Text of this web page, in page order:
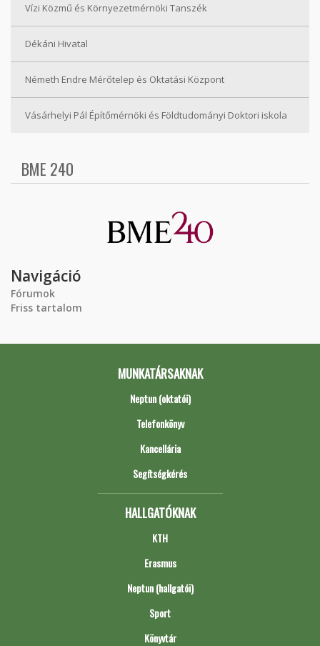
Vízi Közmű és Környezetmérnöki Tanszék
Dékáni Hivatal
Németh Endre Mérőtelep és Oktatási Központ
Vásárhelyi Pál Építőmérnöki és Földtudományi Doktori iskola
BME 240
Navigáció
Fórumok
Friss tartalom
MUNKATÁRSAKNAK
Neptun (oktatói)
Telefonkönyv
Kancellária
Segítségkérés
HALLGATÓKNAK
KTH
Erasmus
Neptun (hallgatói)
Sport
Könyvtár